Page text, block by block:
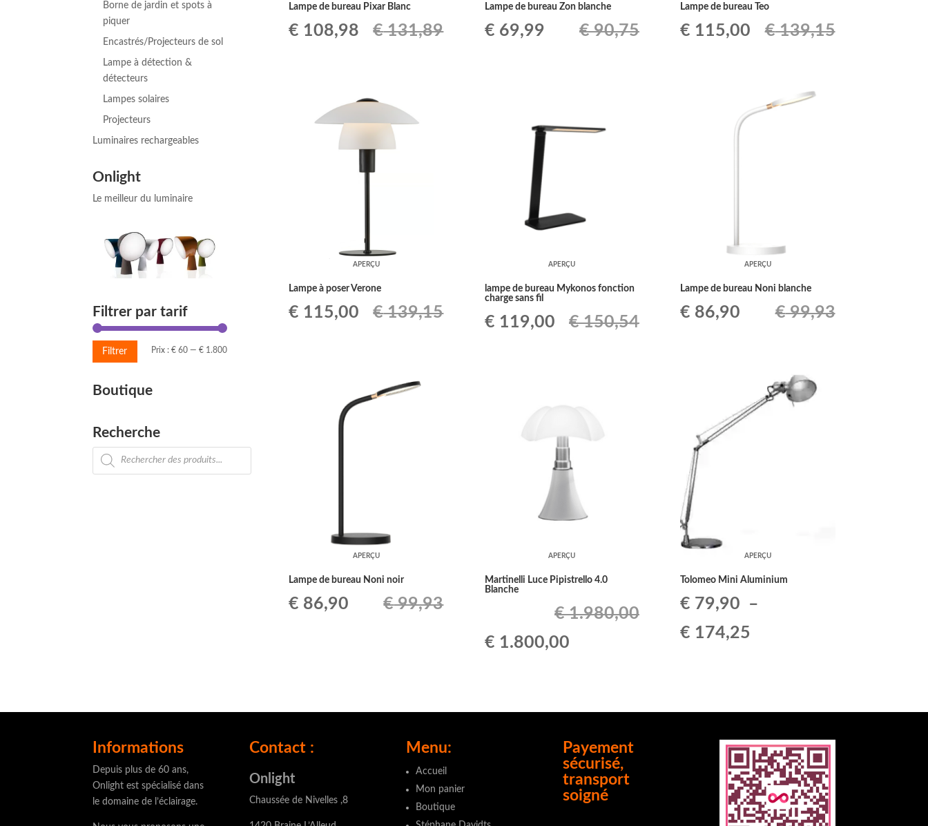
Lampe de bureau Pixar Blanc
€131,89
Le
était :
€ 131,89.
€ 108,98Le
€ 108,98.
Lampe de bureau Zon blanche
€90,75
Le
€ 90,75.
€ 69,99Le
€ 69,99.
Lampe de bureau Teo
€139,15
Le
€ 115,00 Le
est :
Lampe à poser Verone
€139,15
Le
€ 139,15.
€ 115,00Le
est :
APERÇU
lampe de bureau Mykonos fonction
charge sans fil
€150,54
Le
€ 150,54.
€ 119,00Le
€ 119,00.
APERÇU
Lampe de bureau Noni blanche
€99,93
Le
€ 99,93.
€ 86,90
est :
APERÇU
Lampe de bureau Noni noir
€99,93
Le
€ 86,90Le
APERÇU
Martinelli Luce Pipistrello 4.0
Blanche
€1.980,00
Le
€ 1.980,00.
€ 1.800,00Le
€ 1.800,00.
APERÇU
Tolomeo Mini Aluminium
€ 79,90 –
€ 174,25
à
€ 174,25
APERÇU
Borne de jardin et spots à
piquer
Encastrés/Projecteurs de sol
Lampe à détection &
détecteurs
Lampes solaires
Projecteurs
Luminaires rechargeables
Onlight
Le meilleur du luminaire
Filtrer par tarif
Prix
Prix
Filtrer Prix : € 60— € 1.800
Boutique
Recherche
Recherche
de
produits
Informations
Depuis plus de 60 ans,
Onlight est spécialisé dans
le domaine de l’éclairage.
Contact :
Onlight
Chaussée de Nivelles ,8
Menu:
Accueil
Mon panier
Boutique
Payement
sécurisé,
transport
soigné